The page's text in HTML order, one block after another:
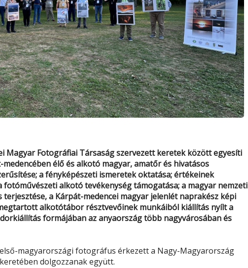
Magyar Fotográfiai Társaság szervezett keretek között egyesíti
élő és alkotó magyar, amatőr és hivatásos
a fényképészeti ismeretek oktatása; értékeinek
fotóművészeti alkotó tevékenység támogatása; a magyar nemzeti
a Kárpát-medencei magyar jelenlét naprakész képi
alkotótábor résztvevőinek munkáiból kiállítás nyílt a
formájában az anyaország több nagyvárosában és
magyarországi fotográfus érkezett a Nagy-Magyarország
dolgozzanak együtt.